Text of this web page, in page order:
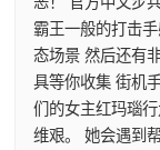
霸王一般的打击
态场景 然后还有
具等你收集 街机
们的女主红玛瑙
维艰。 她会遇到